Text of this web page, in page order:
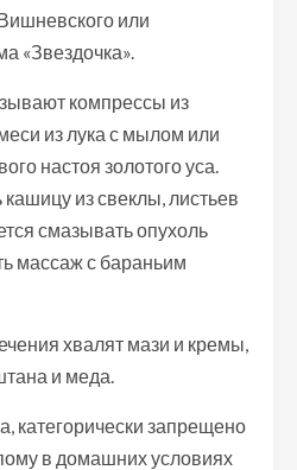
или
«Звездочка».
компрессы из
из лука с мылом или
настоя золотого уса.
из свеклы, листьев
смазывать опухоль
массаж с бараньим
хвалят мази и кремы,
и меда.
категорически запрещено
в домашних условиях